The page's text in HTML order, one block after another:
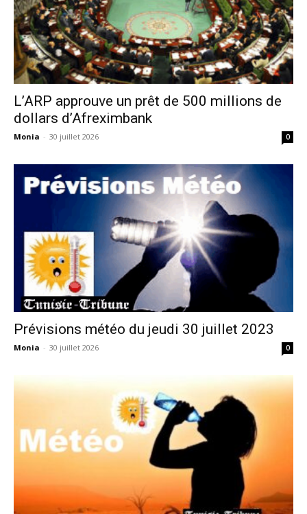
L’ARP approuve un prêt de 500 millions de
dollars d’Afreximbank
Monia - 30 juillet 2026 0
Prévisions météo du jeudi 30 juillet 2023
Monia - 30 juillet 2026 0